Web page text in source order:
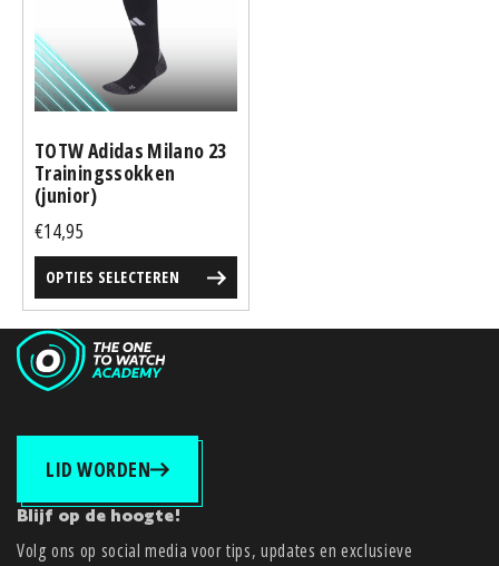
TOTW Adidas Milano 23
Trainingssokken
(junior)
€14,95
OPTIES SELECTEREN
variaties.
Deze
optie
kan
worden
op
de
productpagina
LID WORDEN
Blijf op de hoogte!
Volg ons op social media voor tips, updates en exclusieve